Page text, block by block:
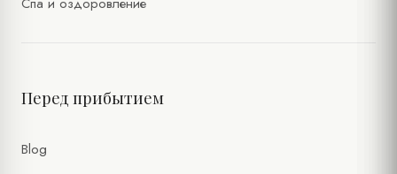
Перед прибытием
Blog